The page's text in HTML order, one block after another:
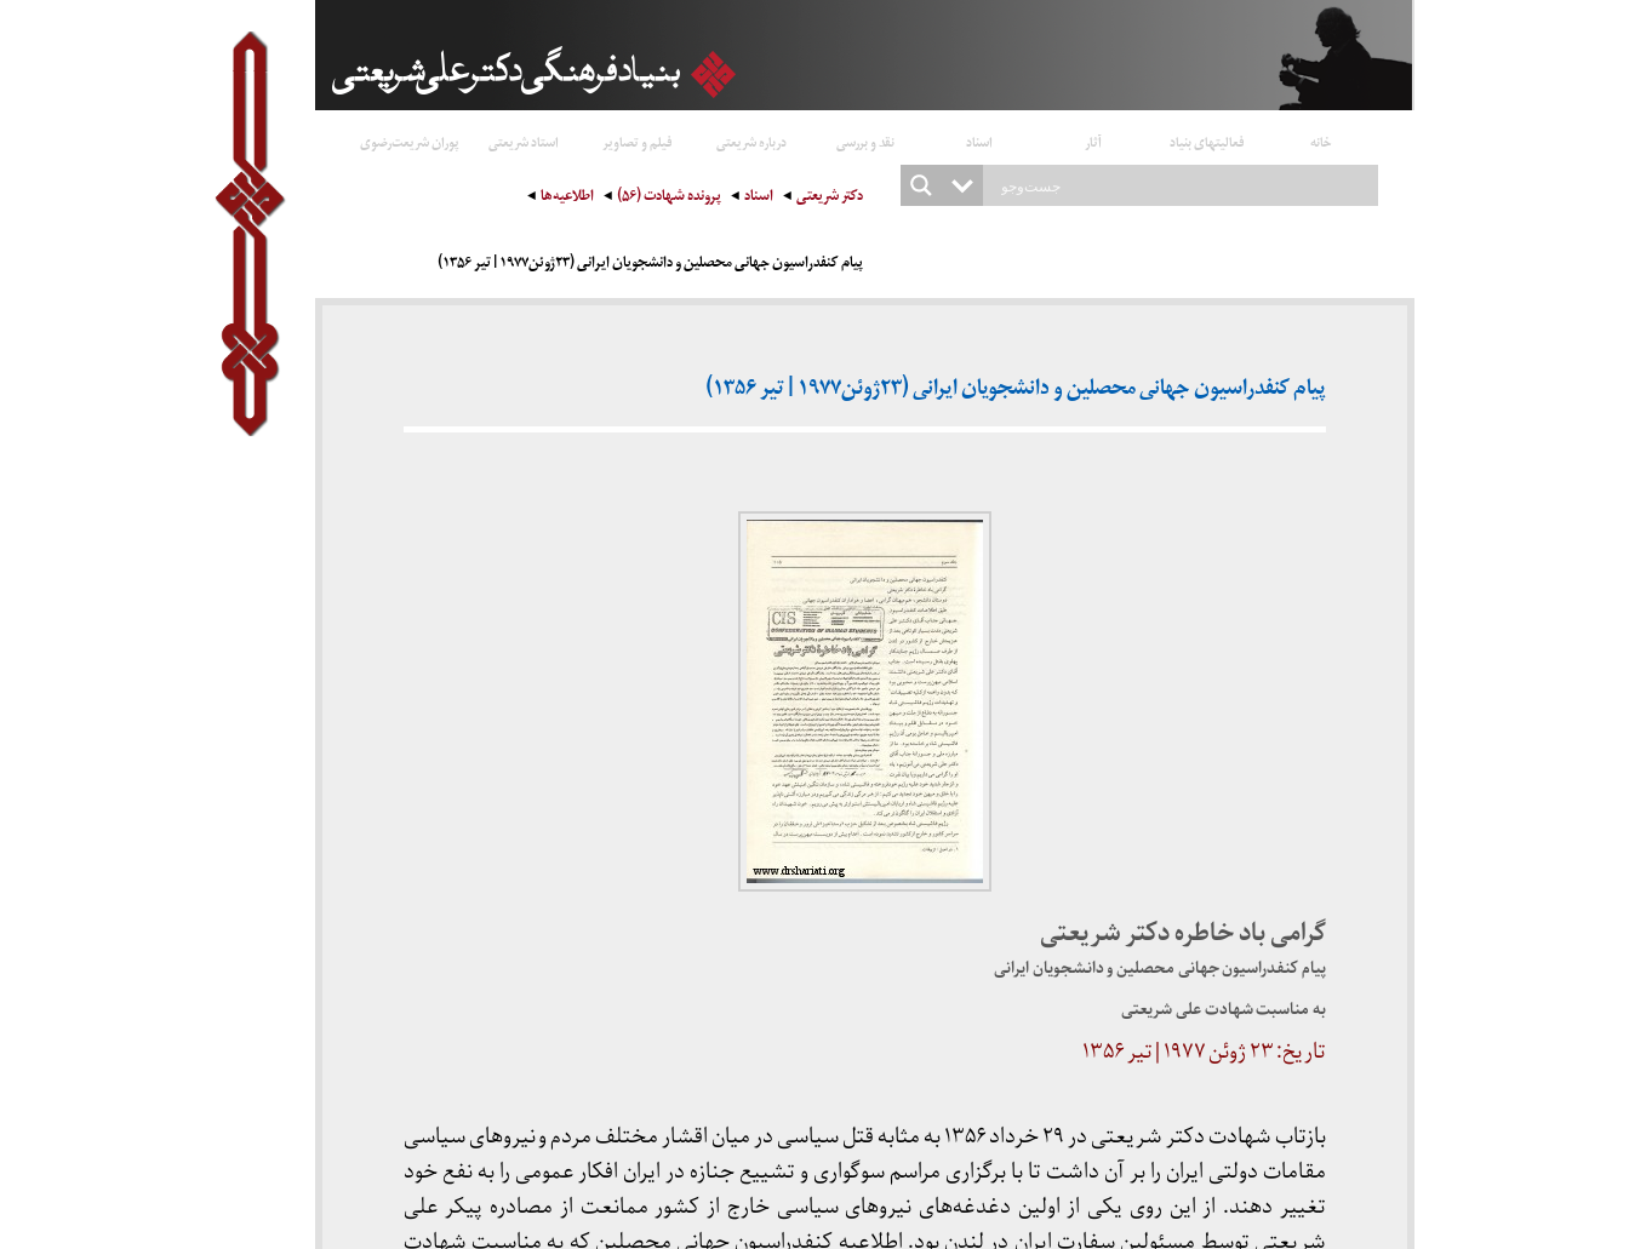
خانه فعالیتهای بنیاد آثار اسناد نقد و بررسی درباره شریعتی فیلم و تصاویر استاد شریعتی پوران شریعت‌رضوی
دکتر شریعتی اسناد پرونده شهادت (۵۶) اطلاعیه‌ها
پیام کنفدراسیون جهانی محصلین و دانشجویان ایرانی (۲۳ژوئن۱۹۷۷ | تیر ۱۳۵۶)
پیام کنفدراسیون جهانی محصلین و دانشجویان ایرانی (۲۳ژوئن۱۹۷۷ | تیر ۱۳۵۶)
گرامی باد خاطره دکتر شریعتی
پیام کنفدراسیون جهانی محصلین و دانشجویان ایرانی
به مناسبت شهادت علی شریعتی
تاریخ: ۲۳ ژوئن ۱۹۷۷ | تیر ۱۳۵۶
بازتاب شهادت دکتر شریعتی در ۲۹ خرداد ۱۳۵۶ به مثابه قتل سیاسی در میان اقشار مختلف مردم و نیروهای سیاسی
مقامات دولتی ایران را بر آن داشت تا با برگزاری مراسم سوگواری و تشییع جنازه در ایران افکار عمومی را به نفع خود
تغییر دهند. از این روی یکی از اولین دغدغه‌های نیروهای سیاسی خارج از کشور ممانعت از مصادره پیکر علی